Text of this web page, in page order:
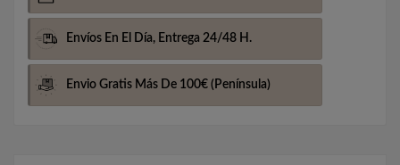
Envíos En El Día, Entrega 24/48 H.
Envio Gratis Más De 100€ (Península)